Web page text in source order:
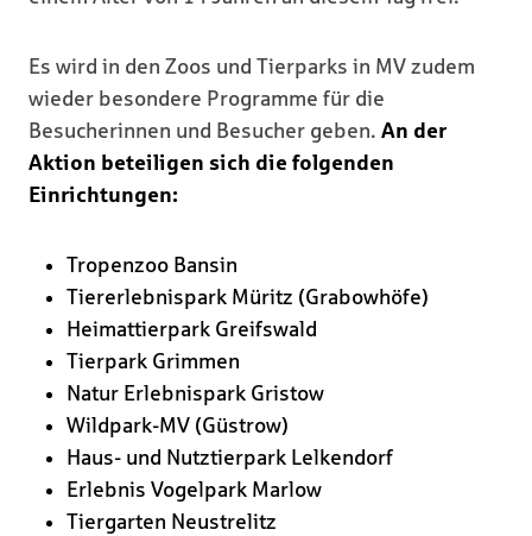
Es wird in den Zoos und Tierparks in MV zudem
wieder besondere Programme für die
Besucherinnen und Besucher geben. An der
Aktion beteiligen sich die folgenden
Einrichtungen:
Tropenzoo Bansin
Tiererlebnispark Müritz (Grabowhöfe)
Heimattierpark Greifswald
Tierpark Grimmen
Natur Erlebnispark Gristow
Wildpark-MV (Güstrow)
Haus- und Nutztierpark Lelkendorf
Erlebnis Vogelpark Marlow
Tiergarten Neustrelitz